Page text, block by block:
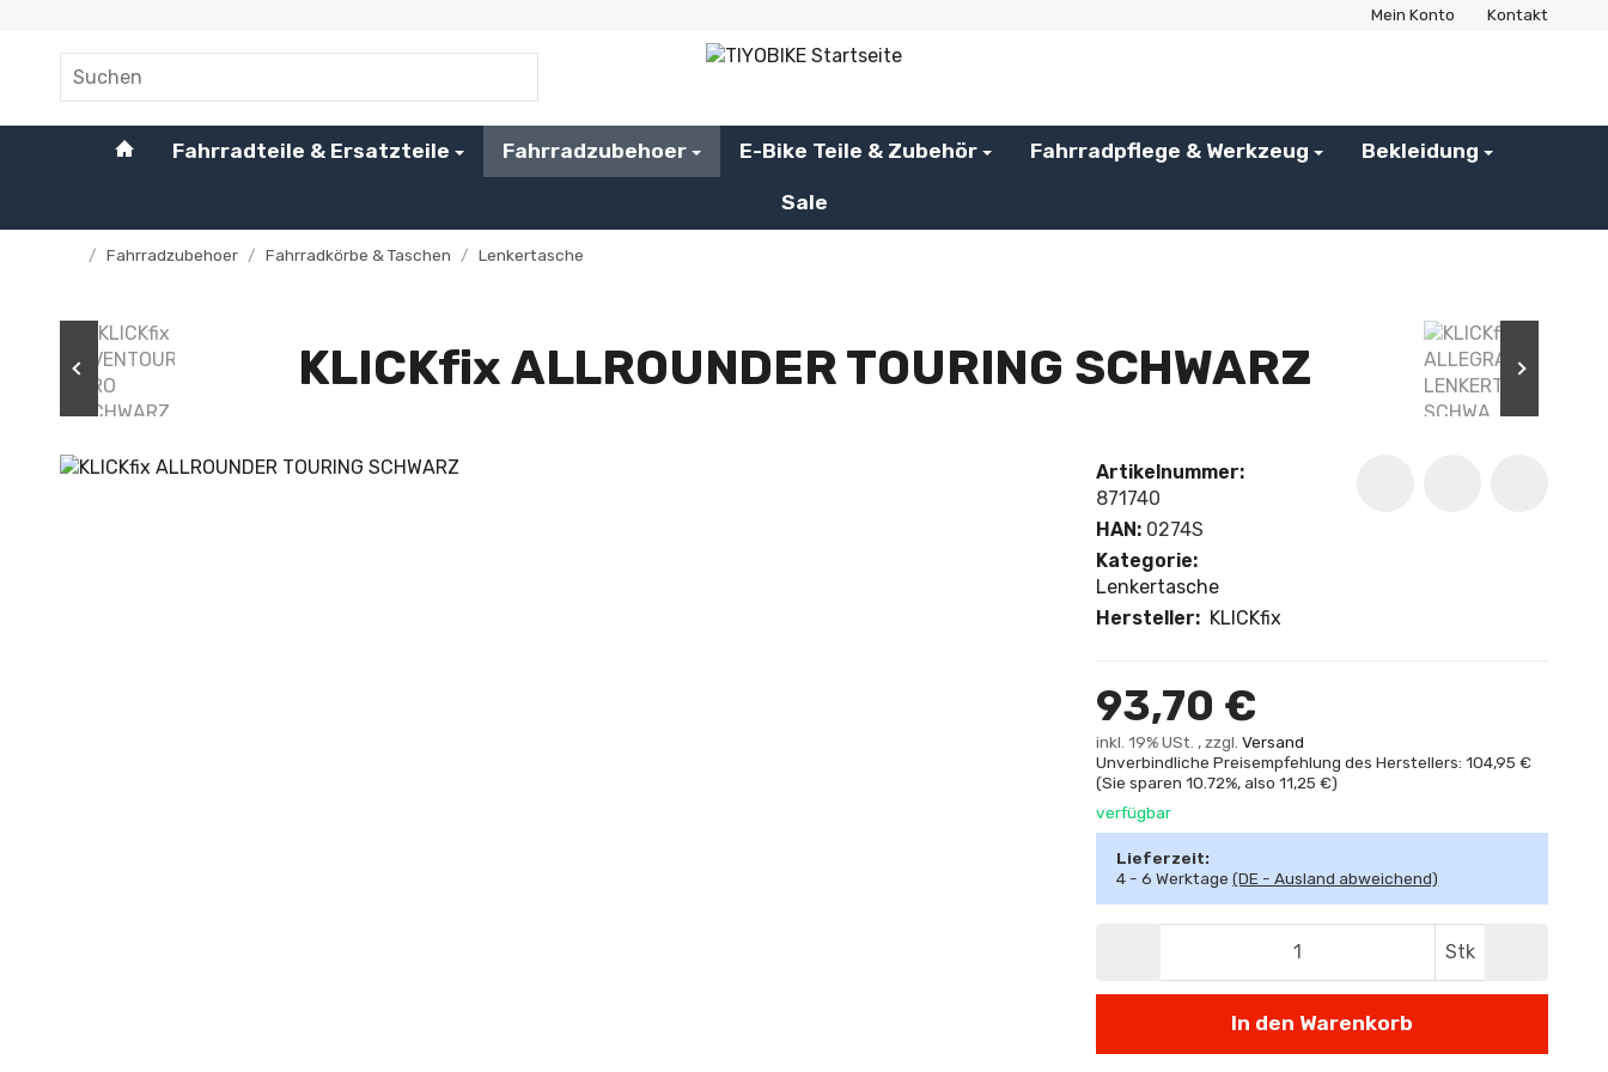
Mein Konto Kontakt
#custom.linkHome#
Fahrradteile & Ersatzteile Fahrradzubehoer E-Bike Teile & Zubehör Fahrradpflege & Werkzeug Bekleidung
Sale
/ Fahrradzubehoer / Fahrradkörbe & Taschen / Lenkertasche
KLICKfix ALLROUNDER TOURING SCHWARZ
Artikelnummer:
871740
HAN: 0274S
Kategorie:
Lenkertasche
Hersteller: KLICKfix
93,70 €
inkl. 19% USt. , zzgl.Versand
Unverbindliche Preisempfehlung des Herstellers: 104,95 €
(Sie sparen10.72%, also11,25 €)
verfügbar
Lieferzeit:
4 - 6 Werktage(DE - Ausland abweichend)
Stk
In den Warenkorb